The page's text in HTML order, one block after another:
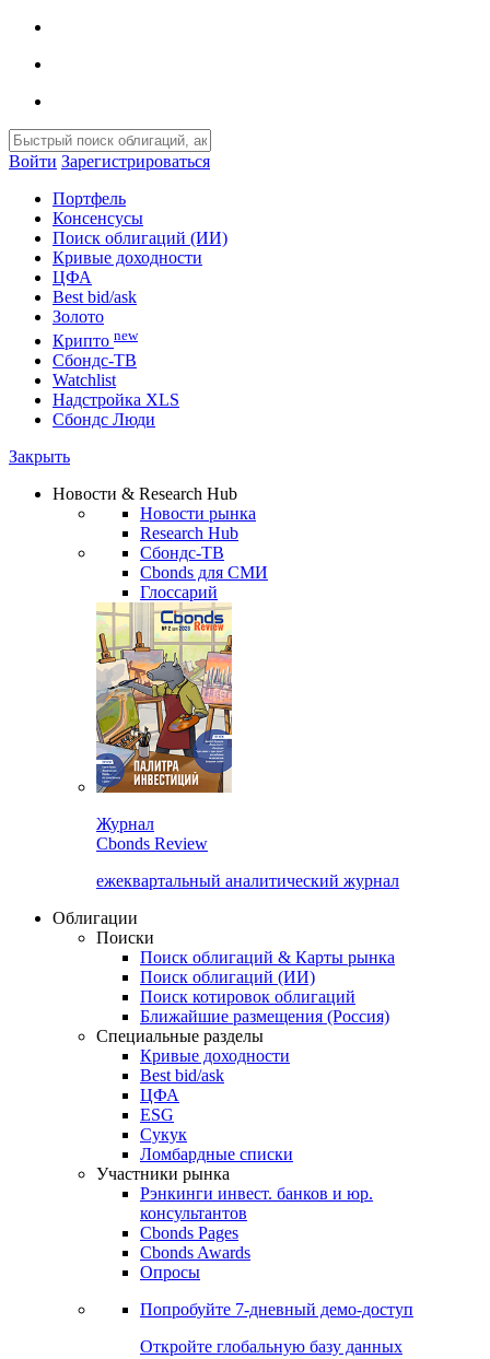
Войти Зарегистрироваться
Портфель
Консенсусы
Поиск облигаций (ИИ)
Кривые доходности
ЦФА
Best bid/ask
Золото
Крипто new
Сбондс-ТВ
Watchlist
Надстройка XLS
Сбондс Люди
Закрыть
Новости & Research Hub
Новости рынка
Research Hub
Сбондс-ТВ
Cbonds для СМИ
Глоссарий
Журнал
Cbonds Review
ежеквартальный аналитический журнал
Облигации
Поиски
Поиск облигаций & Карты рынка
Поиск облигаций (ИИ)
Поиск котировок облигаций
Ближайшие размещения (Россия)
Специальные разделы
Кривые доходности
Best bid/ask
ЦФА
ESG
Сукук
Ломбардные списки
Участники рынка
Рэнкинги инвест. банков и юр.
консультантов
Cbonds Pages
Cbonds Awards
Опросы
Попробуйте 7-дневный демо-доступ
Откройте глобальную базу данных